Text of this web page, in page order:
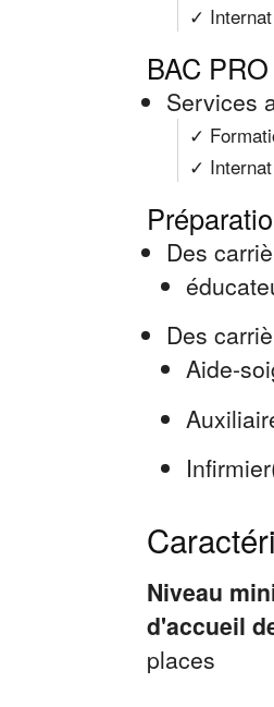
✓ Internat
BAC
Services
✓
✓ Internat
Des
Des
Aide-
Niveau
d'accueil
places